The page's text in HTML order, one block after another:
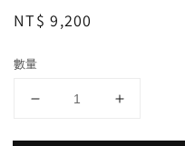
Regular
NT$ 9,200
數量